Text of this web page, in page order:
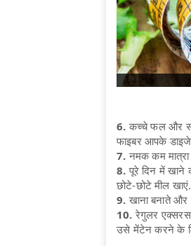
6. कच्चे फल और
फाइबर आपके
7.नमक कम
8. पूरे दिन में खाने
छोटे-छोटे मील खाएं.
9. खाना बनाते और
10. रेगुलर
उसे मेंटेन करने के